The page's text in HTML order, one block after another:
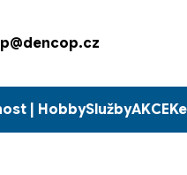
| HobbySlužbyAKCE